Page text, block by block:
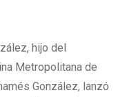
hijo del
Metropolitana de
González, lanzó